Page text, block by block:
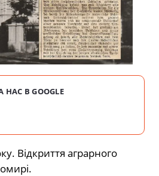
В GOOGLE
Відкриття аграрного